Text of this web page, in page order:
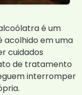
é um
acolhido em uma
cuidados
de tratamento
interromper